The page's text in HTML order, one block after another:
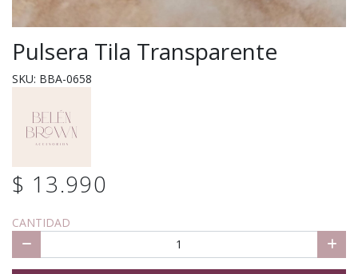
Pulsera Tila Transparente
SKU: BBA-0658
$ 13.990
CANTIDAD